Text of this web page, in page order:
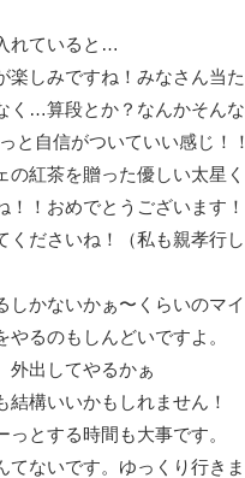
れていると…
楽しみですね！みなさん当
く…算段とか？なんかそん
と自信がついていい感じ！！
紅茶を贈った優しい太星く
！おめでとうございます！
ださいね！（私も親孝行し
かないかぁ〜くらいのマイ
るのもしんどいですよ。
外出してやるかぁ
構いいかもしれません！
とする時間も大事です。
ないです。ゆっくり行きま